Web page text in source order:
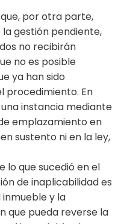
por otra parte,
gestión pendiente,
no recibirán
no es posible
ya han sido
procedimiento. En
instancia mediante
emplazamiento en
sustento ni en la ley,
lo que sucedió en el
de inaplicabilidad es
y la
que pueda reverse la